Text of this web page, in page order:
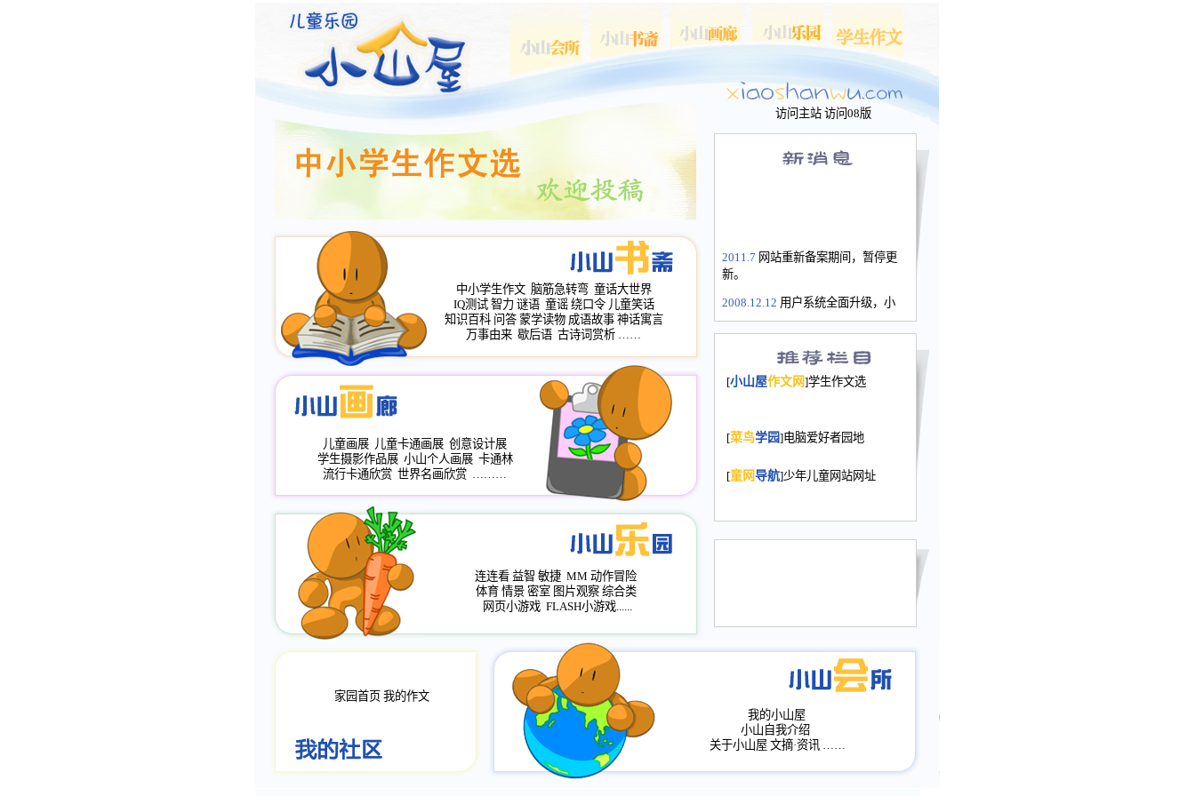
访问主站 访问08版
2011.7 网站重新备案期间，暂停更
新。
2008.12.12 用户系统全面升级，小
长会、家园网－个人空间，用户一
次注册全部通行。
2008.12.12家园网正式运行，域
年，2009版提前启用，小山屋全面
小山画廊均增加多个新栏目。。
评分、顶功能，作文宝典改版。
[小山屋作文网]学生作文选
[菜鸟学园]电脑爱好者园地
[童网导航]少年儿童网站网址
中小学生作文 脑筋急转弯 童话大世界
IQ测试 智力 谜语 童谣 绕口令 儿童笑话
知识百科 问答 蒙学读物 成语故事 神话寓言
万事由来 歇后语 古诗词赏析 ……
儿童画展 儿童卡通画展 创意设计展
学生摄影作品展 小山个人画展 卡通林
流行卡通欣赏 世界名画欣赏 ………
连连看 益智 敏捷 MM 动作冒险
体育 情景 密室 图片观察 综合类
网页小游戏 FLASH小游戏......
家园首页 我的作文
我的小山屋
小山自我介绍
关于小山屋 文摘·资讯 ……